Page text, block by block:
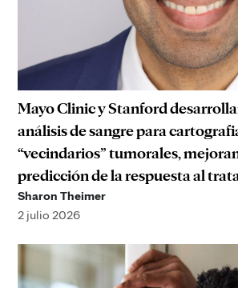
Mayo Clinic y Stanford
análisis de sangre para
“vecindarios” tumorales,
predicción de la respuesta al
Sharon Theimer
2 julio 2026